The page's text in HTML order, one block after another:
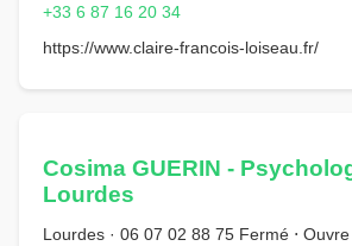
+33 6 87 16 20 34
https://www.claire-francois-loiseau.fr/
Cosima GUERIN -
Lourdes
Lourdes · 06 07 02 88 75 Fermé ⋅